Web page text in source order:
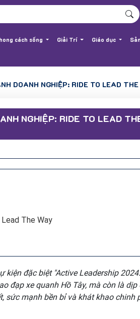
cách sống Giải Trí Giáo dục
DOANH NGHIỆP: RIDE TO LEAD THE
NGHIỆP: RIDE TO LEAD
The Way
kiện đặc biệt "Active Leadership 2024:
đạp xe quanh Hồ Tây, mà còn là dịp
sức mạnh bền bỉ và khát khao chinh